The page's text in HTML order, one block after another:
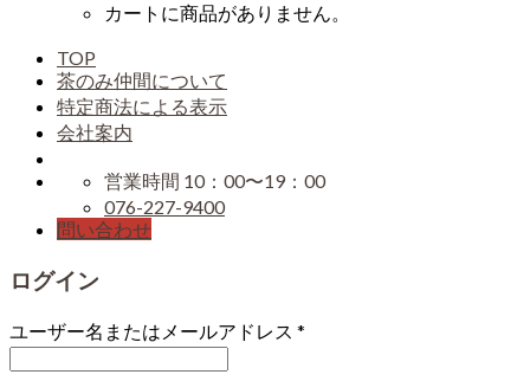
カートに商品がありません。
TOP
茶のみ仲間について
特定商法による表示
会社案内
営業時間 10：00〜19：00
076-227-9400
問い合わせ
ログイン
ユーザー名またはメールアドレス *